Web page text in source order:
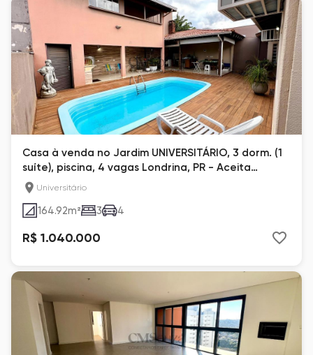
Casa à venda no Jardim UNIVERSITÁRIO, 3 dorm. (1
suíte), piscina, 4 vagas Londrina, PR - Aceita
permuta, Apto de menor valor
Universitário
164.92m² 3 4
R$ 1.040.000